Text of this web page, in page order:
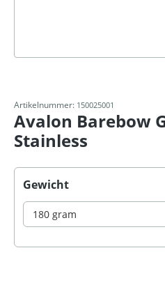
Artikelnummer: 150025001
Avalon Barebow
Stainless
Selecteer
Gewicht